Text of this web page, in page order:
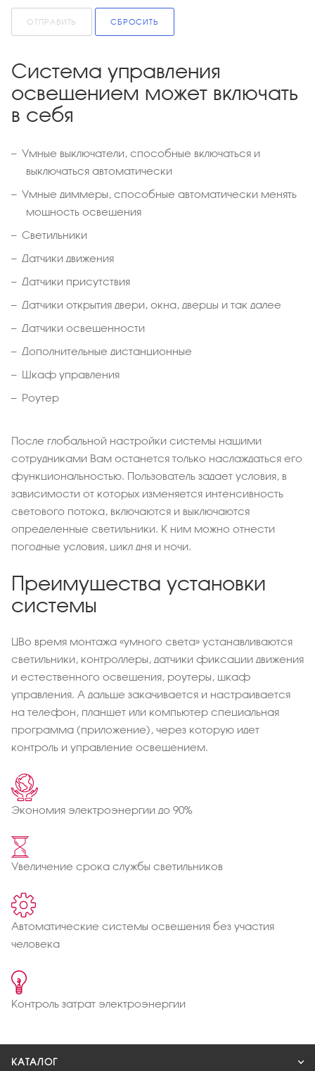
ОТПРАВИТЬ СБРОСИТЬ
Система управления
освещением может включать
в себя
Умные выключатели, способные включаться и
выключаться автоматически
Умные диммеры, способные автоматически менять
мощность освещения
Светильники
Датчики движения
Датчики присутствия
Датчики открытия двери, окна, дверцы и так далее
Датчики освещенности
Дополнительные дистанционные
Шкаф управления
Роутер
После глобальной настройки системы нашими
сотрудниками Вам останется только наслаждаться его
функциональностью. Пользователь задает условия, в
зависимости от которых изменяется интенсивность
светового потока, включаются и выключаются
определенные светильники. К ним можно отнести
погодные условия, цикл дня и ночи.
Преимущества установки
системы
ЦВо время монтажа «умного света» устанавливаются
светильники, контроллеры, датчики фиксации движения
и естественного освещения, роутеры, шкаф
управления. А дальше закачивается и настраивается
на телефон, планшет или компьютер специальная
программа (приложение), через которую идет
контроль и управление освещением.
Экономия электроэнергии до 90%
Увеличение срока службы светильников
Автоматические системы освещения без участия
человека
Контроль затрат электроэнергии
КАТАЛОГ